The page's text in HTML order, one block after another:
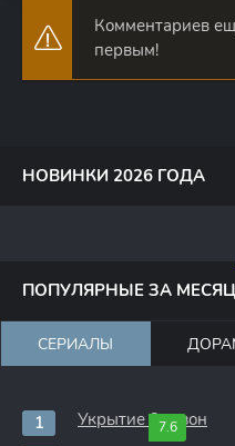
Комментариев
первым!
НОВИНКИ 2026 ГОДА
ПОПУЛЯРНЫЕ ЗА МЕСЯЦ
СЕРИАЛЫ
7.6
Укрытие 3 сезон